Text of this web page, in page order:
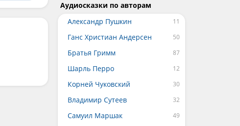
Аудиосказки по авторам
Александр Пушкин
Ганс Христиан Андерсен
Братья Гримм
Шарль Перро
Корней Чуковский
Владимир Сутеев
Самуил Маршак